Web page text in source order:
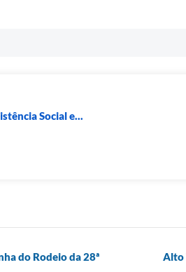
Social e...
do Rodeio da 28ª
Alto